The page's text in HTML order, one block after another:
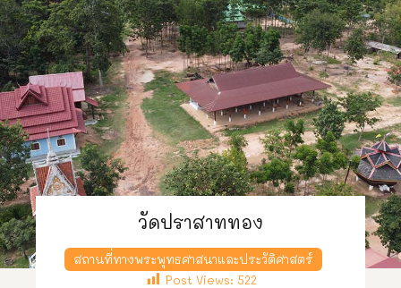
วัดปราสาททอง
สถานที่ทางพระพุทธศาสนาและประวัติศาสตร์
Post Views: 522